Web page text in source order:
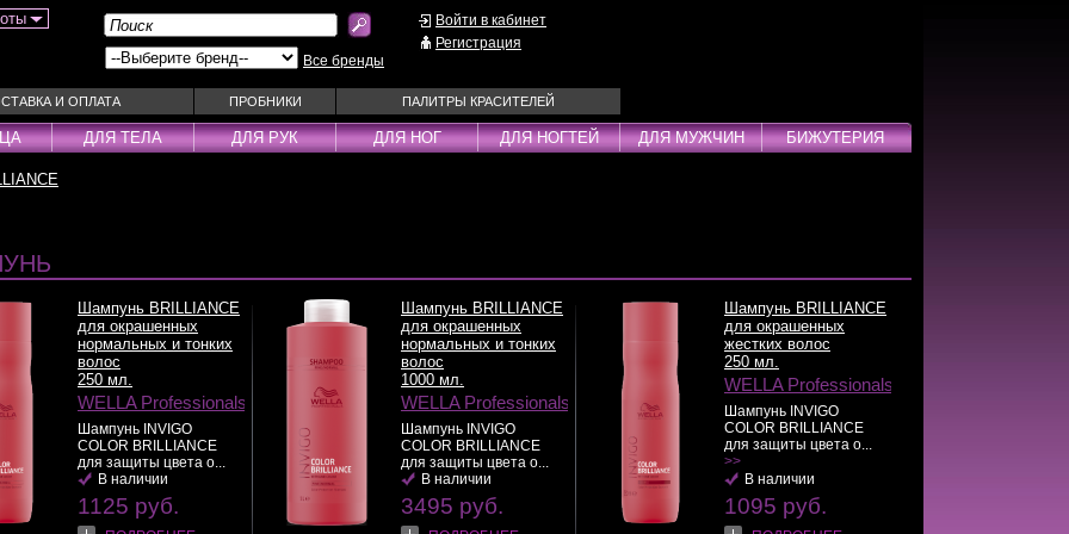
Все бренды
Войти в кабинет
Регистрация
И ОПЛАТА ПРОБНИКИ ПАЛИТРЫ КРАСИТЕЛЕЙ
Несмываемые уходы
Оттеночные уходы
Парфюм
Пена
Пилинг
Спрей
Стайлеры
Сыворотки
Тонирующие средства
Укладка / Стайлинг
Эликсиры
ДЛЯ ТЕЛА ДЛЯ РУК ДЛЯ НОГ ДЛЯ НОГТЕЙ ДЛЯ МУЖЧИН БИЖУТЕРИЯ
Шампунь BRILLIANCE
для окрашенных
нормальных и тонких
волос
250 мл.
WELLA Professionals
Шампунь INVIGO
COLOR BRILLIANCE
для защиты цвета о...
>> В наличии
1125 руб.
Шампунь BRILLIANCE
для окрашенных
нормальных и тонких
волос
1000 мл.
WELLA Professionals
Шампунь INVIGO
COLOR BRILLIANCE
для защиты цвета о...
>> В наличии
3495 руб.
Шампунь BRILLIANCE
для окрашенных
жестких волос
250 мл.
WELLA Professionals
Шампунь INVIGO
COLOR BRILLIANCE
для защиты цвета о...
>>
В наличии
1095 руб.